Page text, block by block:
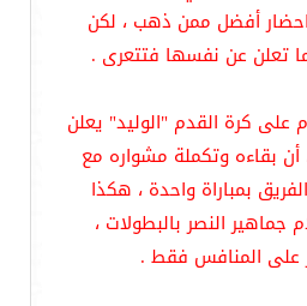
احضار أفضل ممن ذهب ، لكن
تعلن عن نفسها فتتعرى .
كرة القدم "الوليد" يعلن
أن بقاءه وتكملة مشواره مع
بمباراة واحدة ، هكذا
جماهير النصر بالبطولات ،
على المنافس فقط .